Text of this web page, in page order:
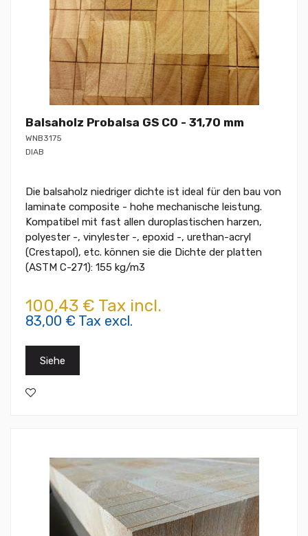
Balsaholz Probalsa GS CO - 31,70 mm
WNB3175
DIAB
Die balsaholz niedriger dichte ist ideal für den bau von
laminate composite - hohe mechanische leistung.
Kompatibel mit fast allen duroplastischen harzen,
polyester -, vinylester -, epoxid -, urethan-acryl
(Crestapol), etc. können sie die Dichte der platten
(ASTM C-271): 155 kg/m3
100,43 € Tax incl.
83,00 € Tax excl.
Siehe